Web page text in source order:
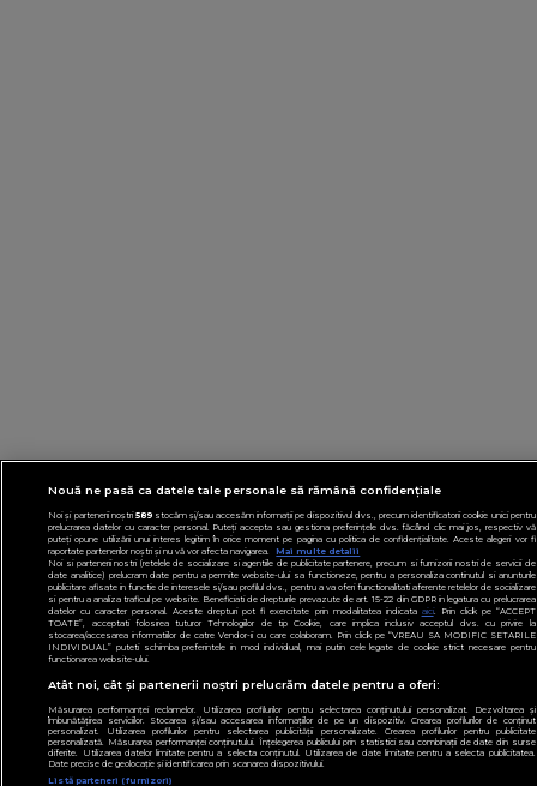
Nouă ne pasă ca datele tale personale să rămână confidențiale
Noi și partenerii noștri589stocăm și/sau accesăm informații pe dispozitivul dvs., precum identificatorii cookie unici pentru
prelucrarea datelor cu caracter personal. Puteți accepta sau gestiona preferințele dvs. făcând clic mai jos, respectiv vă
puteți opune utilizării unui interes legitim în orice moment pe pagina cu politica de confidențialitate. Aceste alegeri vor fi
raportate partenerilor noștri și nu vă vor afecta navigarea.
Mai multe detalii
Noi si partenerii nostri (retelele de socializare si agentiile de publicitate partenere, precum si furnizorii nostri de servicii de
date analitice) prelucram date pentru a permite website-ului sa functioneze, pentru a personaliza continutul si anunturile
publicitare afisate in functie de interesele si/sau profilul dvs., pentru a va oferi functionalitati aferente retelelor de socializare
si pentru a analiza traficul pe website. Beneficiati de drepturile prevazute de art. 15-22 din GDPR in legatura cu prelucrarea
datelor cu caracter personal. Aceste drepturi pot fi exercitate prin modalitatea indicata aici. Prin click pe “ACCEPT
TOATE”, acceptati folosirea tuturor Tehnologiilor de tip Cookie, care implica inclusiv acceptul dvs. cu privire la
stocarea/accesarea informatiilor de catre Vendor-ii cu care colaboram. Prin click pe “VREAU SA MODIFIC SETARILE
INDIVIDUAL” puteti schimba preferintele in mod individual, mai putin cele legate de cookie strict necesare pentru
functionarea website-ului.
Atât noi, cât și partenerii noștri prelucrăm datele pentru a oferi:
Măsurarea performanței reclamelor. Utilizarea profilurilor pentru selectarea conținutului personalizat. Dezvoltarea și
îmbunătățirea serviciilor. Stocarea și/sau accesarea informațiilor de pe un dispozitiv. Crearea profilurilor de conținut
personalizat. Utilizarea profilurilor pentru selectarea publicității personalizate. Crearea profilurilor pentru publicitate
personalizată. Măsurarea performanței conținutului. Înțelegerea publicului prin statistici sau combinații de date din surse
diferite. Utilizarea datelor limitate pentru a selecta conținutul. Utilizarea de date limitate pentru a selecta publicitatea.
Date precise de geolocație și identificarea prin scanarea dispozitivului.
Listă parteneri (furnizori)